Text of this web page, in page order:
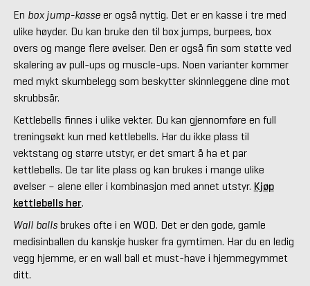
En box jump-kasseer også nyttig. Det er en kasse i tre med
ulike høyder. Du kan bruke den til box jumps, burpees, box
overs og mange flere øvelser. Den er også fin som støtte ved
skalering av pull-ups og muscle-ups. Noen varianter kommer
med mykt skumbelegg som beskytter skinnleggene dine mot
skrubbsår.
Kettlebells finnes i ulike vekter. Du kan gjennomføre en full
treningsøkt kun med kettlebells. Har du ikke plass til
vektstang og større utstyr, er det smart å ha et par
kettlebells. De tar lite plass og kan brukes i mange ulike
øvelser – alene eller i kombinasjon med annet utstyr. Kjøp
kettlebells her.
Wall ballsbrukes ofte i en WOD. Det er den gode, gamle
medisinballen du kanskje husker fra gymtimen. Har du en ledig
vegg hjemme, er en wall ball et must-have i hjemmegymmet
ditt.